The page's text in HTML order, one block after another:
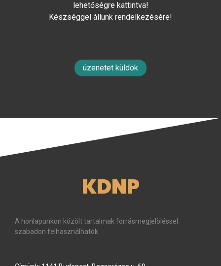
lehetőségre kattintva!
Készséggel állunk rendelkezésére!
üzenetet küldök
KDNP
A honlapunkon közölt tartalmak forrásmegjelöléssel
szabadon felhasználhatók.